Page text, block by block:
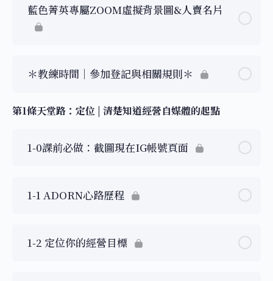
藍色菁英專屬ZOOM虛擬背景圖&人賣名片
＊教練時間｜參加登記與相關規則＊
第1條天堂路：定位 | 清楚知道經營自媒體的起點
1-0課前必做：截圖現在IG帳號頁面
1-1 ADORN心路歷程
1-2 定位你的經營目標